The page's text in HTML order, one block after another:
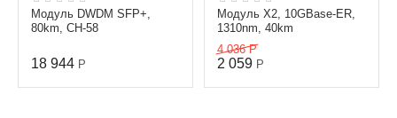
Модуль DWDM SFP+,
80km, CH-58
18 944 Р
Модуль X2, 10GBase-ER,
1310nm, 40km
4 036 Р
2 059 Р